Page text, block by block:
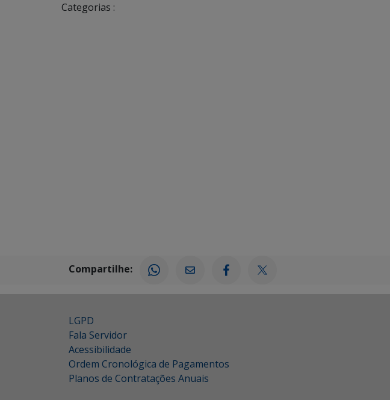
Categorias :
Compartilhe:
LGPD
Fala Servidor
Acessibilidade
Ordem Cronológica de Pagamentos
Planos de Contratações Anuais